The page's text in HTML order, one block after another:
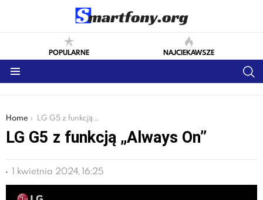
POPULARNE NAJCIEKAWSZE
You are here:
Home LG G5 z funkcją „Always On”
LG G5 z funkcją „Always On”
1 kwietnia 2024, 16:25